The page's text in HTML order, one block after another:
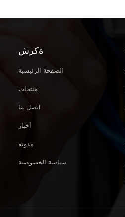
ةكرش
الصفحة الرئيسية
منتجات
اتصل بنا
أخبار
مدونة
سياسة الخصوصية